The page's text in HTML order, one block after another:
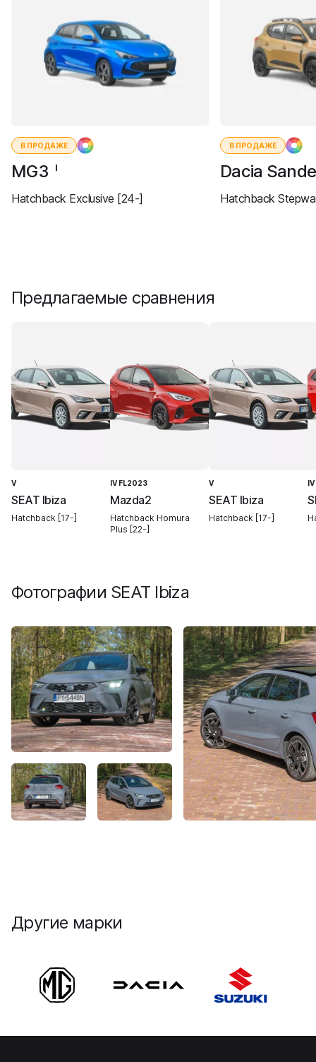
В ПРОДАЖЕ
MG3 I
Hatchback Exclusive [24-]
В ПРОДАЖЕ
Dacia
Hatchback
Предлагаемые сравнения
V
SEAT Ibiza
Hatchback [17-]
IV FL2023
Mazda2
Hatchback Homura
Plus [22-]
V
SEAT Ibiza
Hatchback [17-]
IV
Фотографии SEAT Ibiza
Другие марки